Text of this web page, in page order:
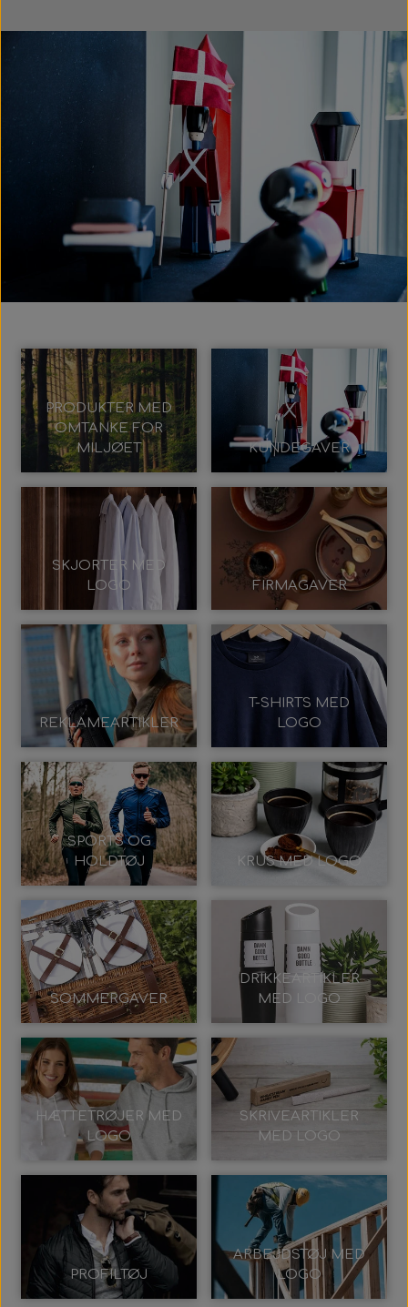
PRODUKTER MED
OMTANKE FOR
MILJØET
KUNDEGAVER
SKJORTER MED
LOGO
FIRMAGAVER
REKLAMEARTIKLER
T-SHIRTS MED
LOGO
SPORTS OG
HOLDTØJ
KRUS MED LOGO
SOMMERGAVER
DRIKKEARTIKLER
MED LOGO
HÆTTETRØJER MED
LOGO
SKRIVEARTIKLER
MED LOGO
PROFILTØJ
ARBEJDSTØJ MED
LOGO